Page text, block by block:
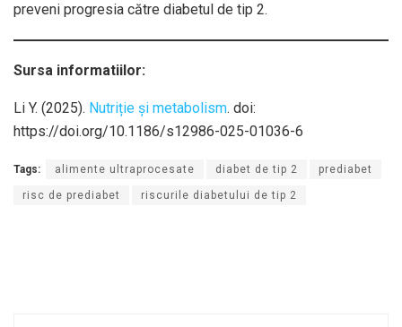
preveni progresia către diabetul de tip 2.
Sursa informatiilor:
Li Y. (2025). Nutriție și metabolism. doi:
https://doi.org/10.1186/s12986-025-01036-6
Tags: alimente ultraprocesate diabet de tip 2 prediabet
risc de prediabet riscurile diabetului de tip 2